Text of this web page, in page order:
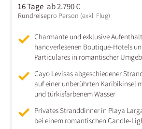
16 Tage
Rundreise
ab 2.790 €
pro Person (exkl. Flug)
Charmante und exklusive
handverlesenen Boutique-Hotels
Particulares in romantischer
Cayo Levisas abgeschiedener
auf einer unberührten Karibikinsel
und türkisfarbenem Wasser
Privates Stranddinner in Playa
bei einem romantischen Candle-